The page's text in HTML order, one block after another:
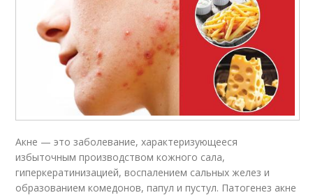
Акне — это заболевание, характеризующееся
избыточным производством кожного сала,
гиперкератинизацией, воспалением сальных желез и
образованием комедонов, папул и пустул. Патогенез акне